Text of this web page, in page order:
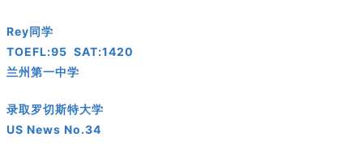
Rey同学
TOEFL:95 SAT:1420
兰州第一中学
录取罗切斯特大学
US News No.34